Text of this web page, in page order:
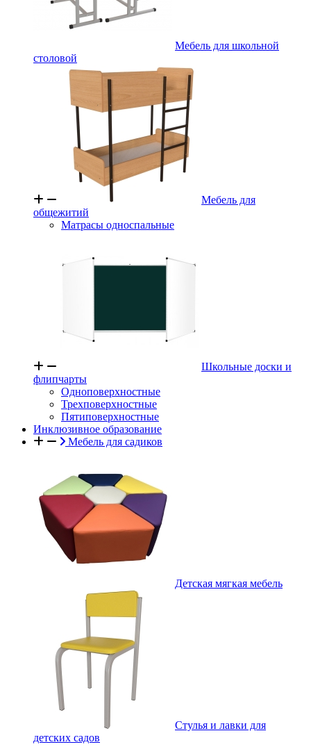
Мебель для школьной
столовой
Мебель для
общежитий
Матрасы односпальные
Школьные доски и
флипчарты
Одноповерхностные
Трехповерхностные
Пятиповерхностные
Инклюзивное образование
Мебель для садиков
Детская мягкая мебель
Стулья и лавки для
детских садов